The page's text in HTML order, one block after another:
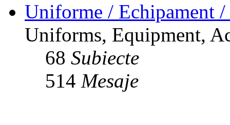
Uniforme / Echipament
Uniforms, Equipment,
68 Subiecte
514 Mesaje